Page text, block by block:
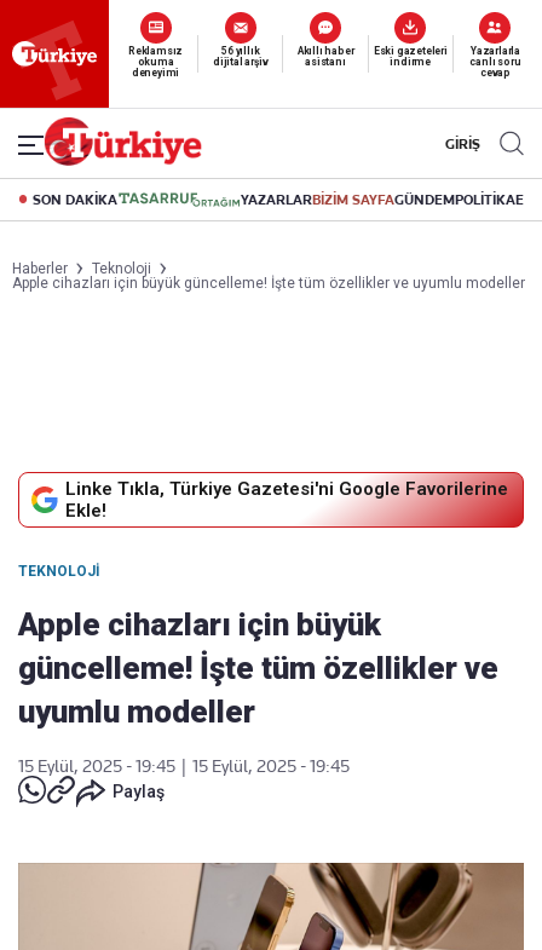
Yeni nesil dijital
abonelik 19 TL’den başlayan fiyatlarla.
GİRİŞ
SON DAKİKA YAZARLARBİZİM SAYFAGÜNDEMPOLİTİKA
Haberler
Teknoloji
Apple cihazları için büyük güncelleme! İşte tüm özellikler ve uyumlu modeller
Linke Tıkla, Türkiye Gazetesi'ni Google Favorilerine
Ekle!
TEKNOLOJI
Apple cihazları için büyük
güncelleme! İşte tüm özellikler ve
uyumlu modeller
15 Eylül, 2025 - 19:45
15 Eylül, 2025 - 19:45
Paylaş